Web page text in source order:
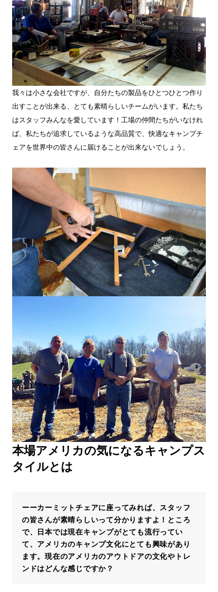
我々は小さな会社ですが、自分たちの製品をひとつひとつ作り
出すことが出来る、とても素晴らしいチームがいます。私たち
はスタッフみんなを愛しています！工場の仲間たちがいなけれ
ば、私たちが追求しているような高品質で、快適なキャンプチ
ェアを世界中の皆さんに届けることが出来ないでしょう。
本場アメリカの気になるキャンプス
タイルとは
ーーカーミットチェアに座ってみれば、スタッフ
の皆さんが素晴らしいって分かりますよ！ところ
で、日本では現在キャンプがとても流行ってい
て、アメリカのキャンプ文化にとても興味があり
ます。現在のアメリカのアウトドアの文化やトレ
ンドはどんな感じですか？